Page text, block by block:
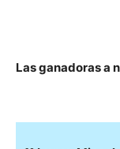
Las ganadoras a